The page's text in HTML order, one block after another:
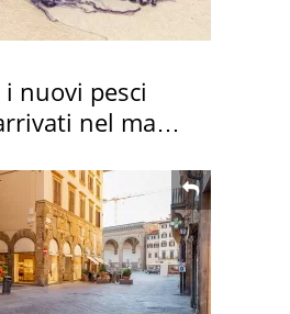
nuovi pesci
nel mar